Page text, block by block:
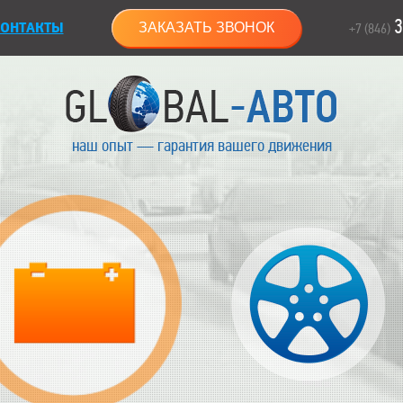
ЗАКАЗАТЬ ЗВОНОК +7 (846)
наш опыт — гарантия вашего движения